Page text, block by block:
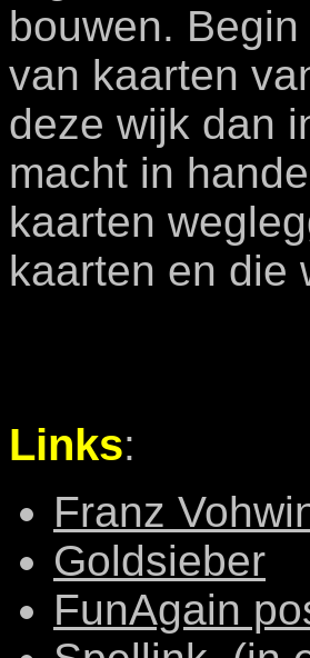
bouwen.
van kaarten
deze wijk dan
macht in
kaarten
kaarten en die
Links:
Franz
Goldsieber
FunAgain